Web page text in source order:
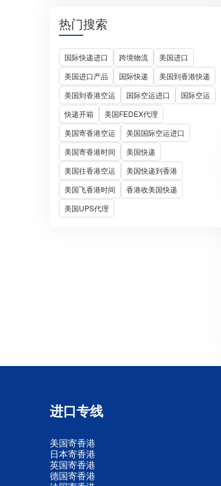
热门搜索
国际快递进口 跨境物流
美国进口
美国进口产品
国际快递
美国到香港快递
美国到香港空运
国际空运进口
国际空运
快递开箱
美国FEDEX代理
美国寄香港空运
美国国际空运进口
美国寄香港时间
美国快递
美国往香港空运
美国快递到香港
美国飞香港时间
香港收美国快递
美国UPS代理
进口专线
美国寄香港
日本寄香港
英国寄香港
德国寄香港